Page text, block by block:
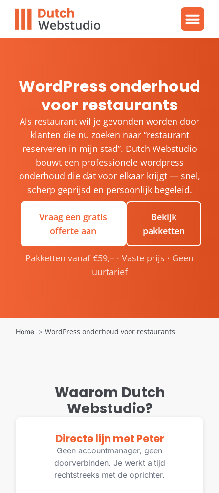
WordPress onderhoud
voor restaurants
Als restaurant wil je gevonden worden door
klanten die nu zoeken naar “restaurant
reserveren in mijn stad”. Dutch Webstudio
bouwt een professionele wordpress
onderhoud die dat voor elkaar krijgt — snel,
scherp geprijsd en persoonlijk begeleid.
Vraag een gratis
offerte aan
Bekijk
pakketten
Pakketten vanaf €59,– · Vaste prijs · Geen
uurtarief
Home WordPress onderhoud voor restaurants
Waarom Dutch
Webstudio?
Directe lijn met Peter
Geen accountmanager, geen
doorverbinden. Je werkt altijd
rechtstreeks met de oprichter.